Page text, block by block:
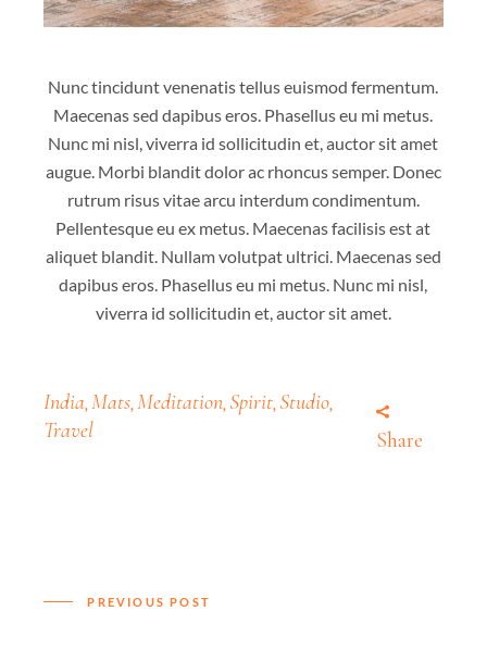
Nunc tincidunt venenatis tellus euismod fermentum.
Maecenas sed dapibus eros. Phasellus eu mi metus.
Nunc mi nisl, viverra id sollicitudin et, auctor sit amet
augue. Morbi blandit dolor ac rhoncus semper. Donec
rutrum risus vitae arcu interdum condimentum.
Pellentesque eu ex metus. Maecenas facilisis est at
aliquet blandit. Nullam volutpat ultrici. Maecenas sed
dapibus eros. Phasellus eu mi metus. Nunc mi nisl,
viverra id sollicitudin et, auctor sit amet.
India Mats Meditation Spirit Studio
Travel Share
PREVIOUS POST